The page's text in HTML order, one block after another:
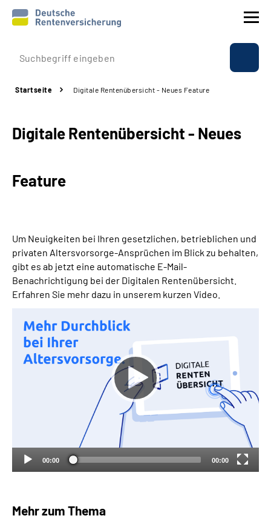
Prävention
Rente
Über uns & Presse
Online-Services
Suche
Language
Inhalte in Gebärdensprache (DGS)
Mein Kundenportal
Startseite Digitale Rentenübersicht - Neues Feature
Digitale Rentenübersicht - Neues
Feature
Um Neuigkeiten bei Ihren gesetzlichen, betrieblichen und
privaten Altersvorsorge-Ansprüchen im Blick zu behalten,
gibt es ab jetzt eine automatische E-Mail-
Benachrichtigung bei der Digitalen Rentenübersicht.
Erfahren Sie mehr dazu in unserem kurzen Video.
00:00 00:00
Mehr zum Thema